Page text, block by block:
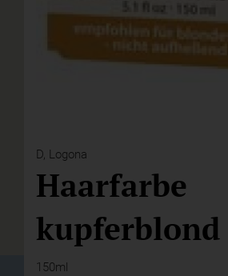
D, Logona
Haarfarbe
kupferblond
150ml